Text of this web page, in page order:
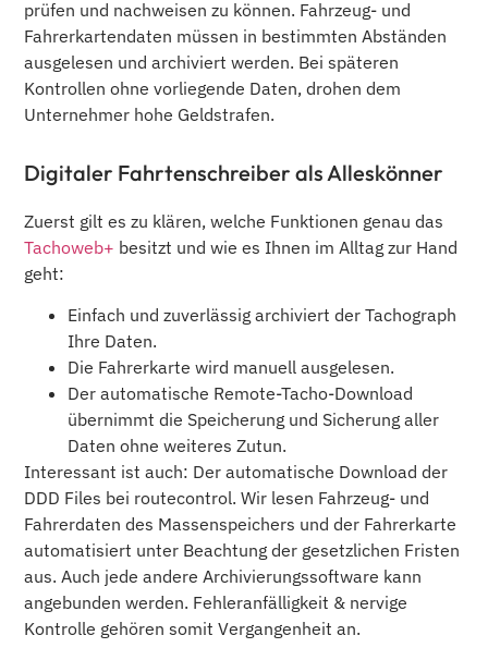
prüfen und nachweisen zu können. Fahrzeug- und
Fahrerkartendaten müssen in bestimmten Abständen
ausgelesen und archiviert werden. Bei späteren
Kontrollen ohne vorliegende Daten, drohen dem
Unternehmer hohe Geldstrafen.
Digitaler Fahrtenschreiber als Alleskönner
Zuerst gilt es zu klären, welche Funktionen genau das
Tachoweb+ besitzt und wie es Ihnen im Alltag zur Hand
geht:
Einfach und zuverlässig archiviert der Tachograph
Ihre Daten.
Die Fahrerkarte wird manuell ausgelesen.
Der automatische Remote-Tacho-Download
übernimmt die Speicherung und Sicherung aller
Daten ohne weiteres Zutun.
Interessant ist auch: Der automatische Download der
DDD Files bei routecontrol. Wir lesen Fahrzeug- und
Fahrerdaten des Massenspeichers und der Fahrerkarte
automatisiert unter Beachtung der gesetzlichen Fristen
aus. Auch jede andere Archivierungssoftware kann
angebunden werden. Fehleranfälligkeit & nervige
Kontrolle gehören somit Vergangenheit an.